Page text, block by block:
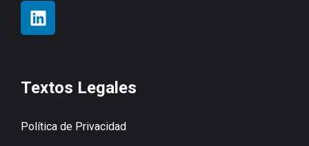
Textos Legales
Política de Privacidad